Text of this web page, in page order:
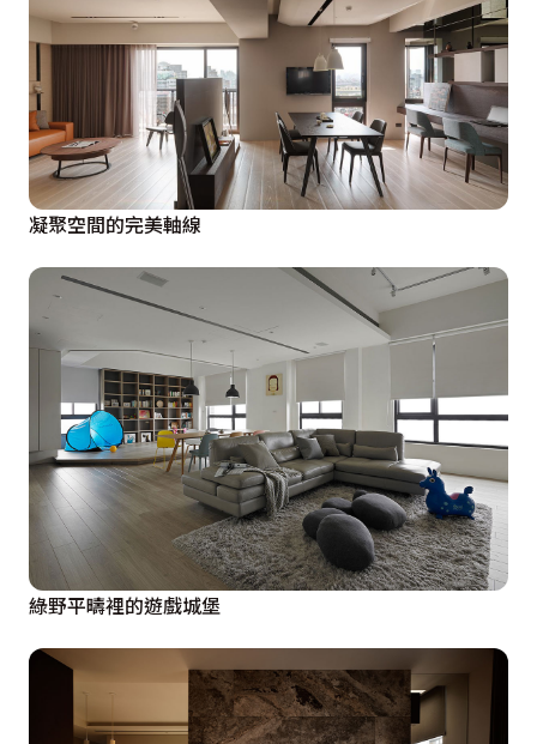
凝聚空間的完美軸線
綠野平疇裡的遊戲城堡